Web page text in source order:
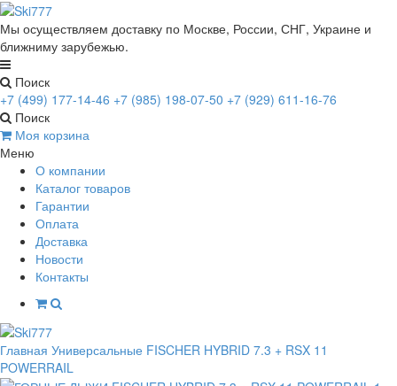
Мы осуществляем доставку по Москве, России, СНГ, Украине и
ближниму зарубежью.
Поиск
+7 (499) 177-14-46 +7 (985) 198-07-50 +7 (929) 611-16-76
Поиск
Моя корзина
Меню
О компании
Каталог товаров
Гарантии
Оплата
Доставка
Новости
Контакты
Главная Универсальные FISCHER HYBRID 7.3 + RSX 11
POWERRAIL